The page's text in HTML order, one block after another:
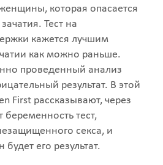
которая опасается
Тест на
кажется лучшим
как можно раньше.
проведенный анализ
результат. В этой
First рассказывают, через
беременность тест,
секса, и
его результат.